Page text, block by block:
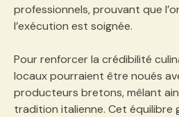
professionnels, prouvant que
l’exécution est soignée.
Pour renforcer la crédibilité
locaux pourraient être noués
producteurs bretons, mêlant
tradition italienne. Cet équilibre